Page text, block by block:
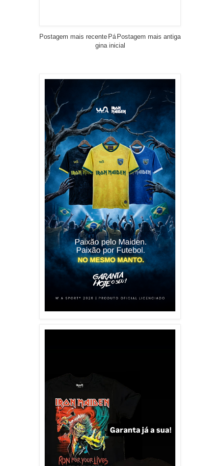
Postagem mais recente Postagem mais antiga
Pá
gina inicial